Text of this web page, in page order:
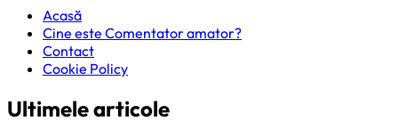
Acasă
Cine este Comentator amator?
Contact
Cookie Policy
Ultimele articole